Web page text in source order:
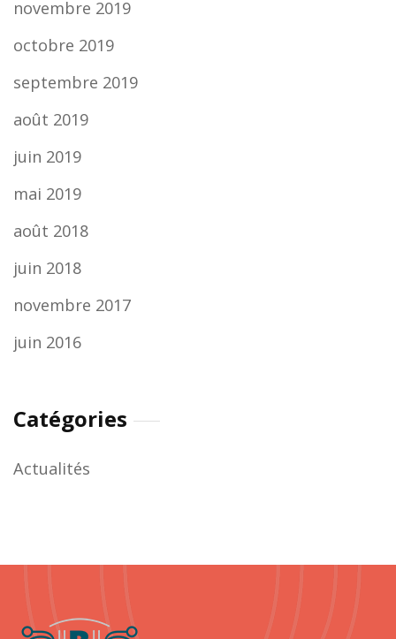
novembre 2019
octobre 2019
septembre 2019
août 2019
juin 2019
mai 2019
août 2018
juin 2018
novembre 2017
juin 2016
Catégories
Actualités